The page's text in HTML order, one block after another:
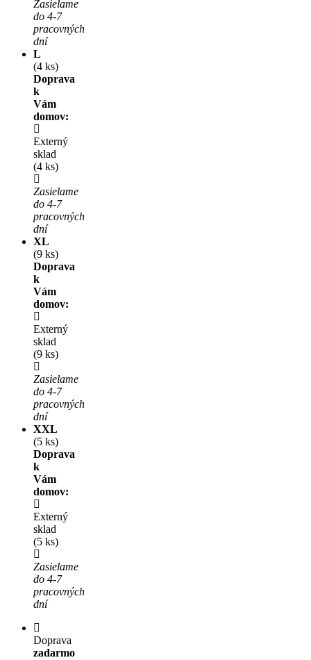
Zasielame
do 4-7
pracovných
dní
L
(4 ks)
Doprava
k
Vám
domov:
Externý
sklad
(4 ks)
Zasielame
do 4-7
pracovných
dní
XL
(9 ks)
Doprava
k
Vám
domov:
Externý
sklad
(9 ks)
Zasielame
do 4-7
pracovných
dní
XXL
(5 ks)
Doprava
k
Vám
domov:
Externý
sklad
(5 ks)
Zasielame
do 4-7
pracovných
dní
Doprava
zadarmo